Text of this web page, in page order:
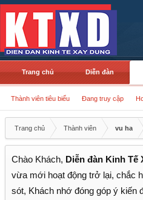
Trang chủ Diễn đàn
Thành viên tiêu biểu Đang truy cập
Trang chủ Thành viên vu ha
Chào Khách, Diễn đàn Kinh Tế
vừa mới hoạt động trở lại, chắc
sót, Khách nhớ đóng góp ý kiến